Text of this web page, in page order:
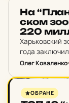
На
ском
220
Харьковский
года
гривен с ОАО
Олег Коваленко
PUSH
ОБРАНЕ